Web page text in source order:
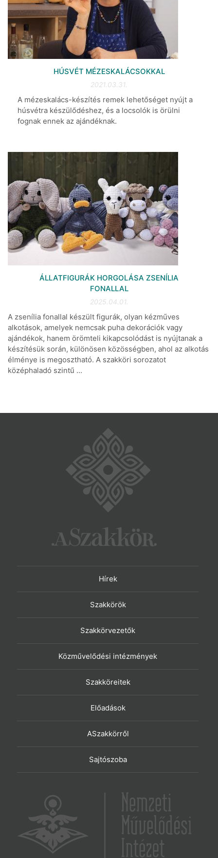
HÚSVÉT MÉZESKALÁCSOKKAL
2021.03.31.
A mézeskalács-készítés remek lehetőséget nyújt a
húsvétra készülődéshez, és a locsolók is örülni
fognak ennek az ajándéknak.
ÁLLATFIGURÁK HORGOLÁSA ZSENÍLIA
FONALLAL
2025.04.01.
A zsenília fonallal készült figurák, olyan kézműves
alkotások, amelyek nemcsak puha dekorációk vagy
ajándékok, hanem örömteli kikapcsolódást is nyújtanak a
készítésük során, különösen közösségben, ahol az alkotás
élménye is megosztható. A szakköri sorozatot
középhaladó szintű ...
Hírek
Szakkörök
Szakkörvezetők
Közművelődési intézmények
Szakköreitek
Előadások
ASzakkörről
Sajtószoba